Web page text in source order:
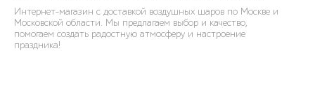
Интернет-магазин с доставкой воздушных шаров по Москве и
Московской области. Мы предлагаем выбор и качество,
помогаем создать радостную атмосферу и настроение
праздника!